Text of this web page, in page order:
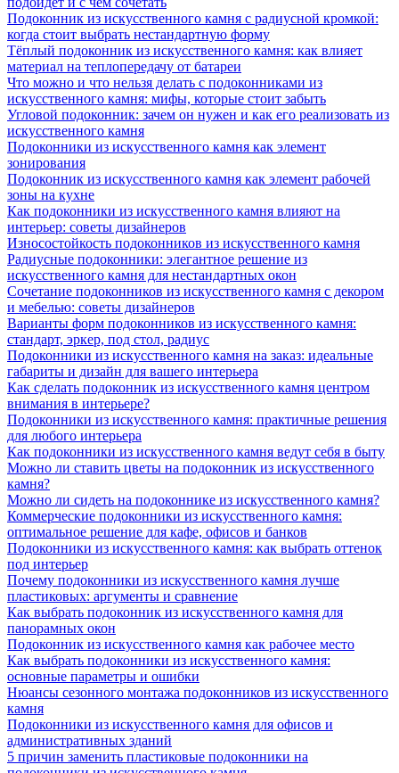
Подоконник из искусственного камня с радиусной кромкой:
когда стоит выбрать нестандартную форму
Тёплый подоконник из искусственного камня: как влияет
материал на теплопередачу от батареи
Что можно и что нельзя делать с подоконниками из
искусственного камня: мифы, которые стоит забыть
Угловой подоконник: зачем он нужен и как его реализовать из
искусственного камня
Подоконники из искусственного камня как элемент
зонирования
Подоконник из искусственного камня как элемент рабочей
зоны на кухне
Как подоконники из искусственного камня влияют на
интерьер: советы дизайнеров
Износостойкость подоконников из искусственного камня
Радиусные подоконники: элегантное решение из
искусственного камня для нестандартных окон
Сочетание подоконников из искусственного камня с декором
и мебелью: советы дизайнеров
Варианты форм подоконников из искусственного камня:
стандарт, эркер, под стол, радиус
Подоконники из искусственного камня на заказ: идеальные
габариты и дизайн для вашего интерьера
Как сделать подоконник из искусственного камня центром
внимания в интерьере?
Подоконники из искусственного камня: практичные решения
для любого интерьера
Как подоконники из искусственного камня ведут себя в быту
Можно ли ставить цветы на подоконник из искусственного
камня?
Можно ли сидеть на подоконнике из искусственного камня?
Коммерческие подоконники из искусственного камня:
оптимальное решение для кафе, офисов и банков
Подоконники из искусственного камня: как выбрать оттенок
под интерьер
Почему подоконники из искусственного камня лучше
пластиковых: аргументы и сравнение
Как выбрать подоконник из искусственного камня для
панорамных окон
Подоконник из искусственного камня как рабочее место
Как выбрать подоконники из искусственного камня:
основные параметры и ошибки
Нюансы сезонного монтажа подоконников из искусственного
камня
Подоконники из искусственного камня для офисов и
административных зданий
5 причин заменить пластиковые подоконники на